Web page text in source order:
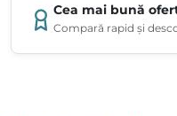
Cea mai bună
Compară rapid și